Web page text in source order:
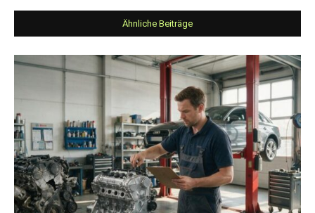
Ähnliche Beiträge